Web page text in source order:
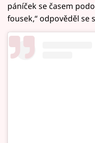
páníček se časem
fousek,“ odpověděl se